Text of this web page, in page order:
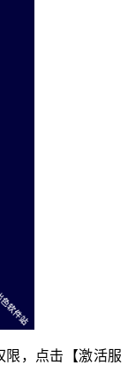
限，点击【激活服